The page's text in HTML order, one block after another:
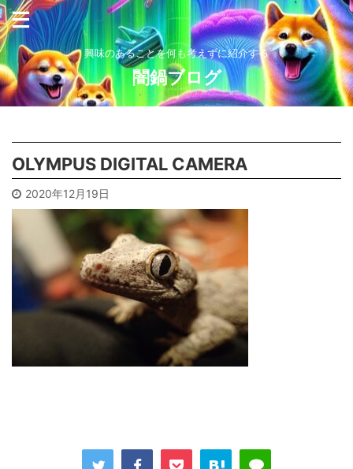
興味のあることを何も考えずに紹介する
闇鍋ブログ
OLYMPUS DIGITAL CAMERA
2020年12月19日